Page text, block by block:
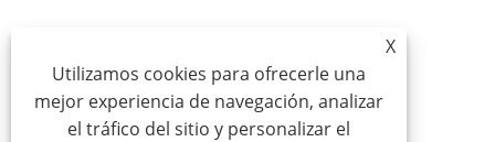
X
Utilizamos cookies para ofrecerle una
mejor experiencia de navegación, analizar
el tráfico del sitio y personalizar el